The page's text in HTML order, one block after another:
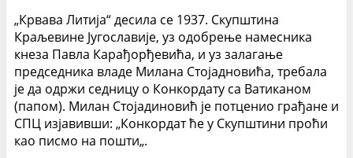
„Крвава Литија“ десила се 1937. Скупштина
Краљевине Југославије, уз одобрење намесника
кнеза Павла Карађорђевића, и уз залагање
председника владе Милана Стојадновића, требала
је да одржи седницу о Конкордату са Ватиканом
(папом). Милан Стојадиновић је потценио грађане и
СПЦ изјавивши: „Конкордат ће у Скупштини проћи
као писмо на пошти„.